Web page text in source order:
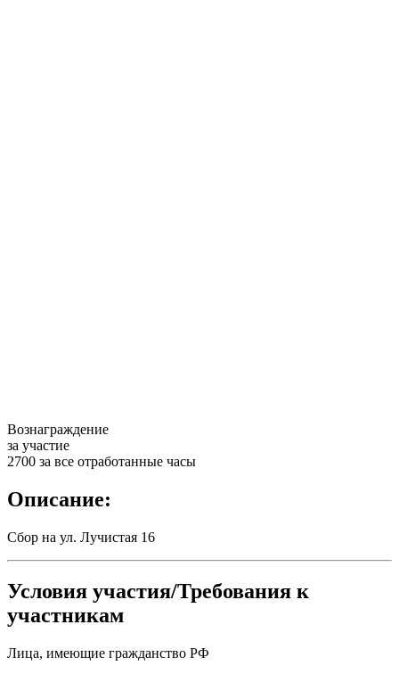
Вознаграждение
за участие
2700 за все отработанные часы
Описание:
Сбор на ул. Лучистая 16
Условия участия/Требования к
участникам
Лица, имеющие гражданство РФ